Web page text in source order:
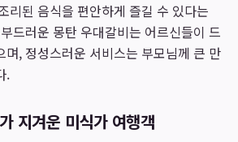
리된 음식을 편안하게 즐길 수 있다는
드러운 몽탄 우대갈비는 어르신들이 드
며, 정성스러운 서비스는 부모님께 큰 만
.
지겨운 미식가 여행객